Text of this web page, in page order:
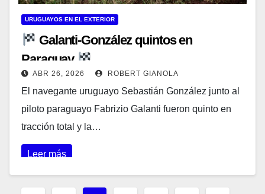
URUGUAYOS EN EL EXTERIOR
Galanti-González quintos en
Paraguay
ABR 26, 2026 ROBERT GIANOLA
El navegante uruguayo Sebastián González junto al
piloto paraguayo Fabrizio Galanti fueron quinto en
tracción total y la…
Leer más